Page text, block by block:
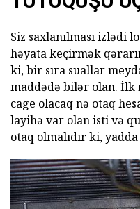
Siz saxlanılması izlədi
həyata keçirmək
ki, bir sıra suallar
maddədə bilər olan. İlk
cage olacaq nə otaq
layihə var olan isti və
otaq olmalıdır ki,